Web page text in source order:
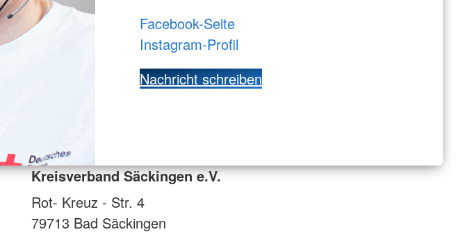
Facebook-Seite
Instagram-Profil
Nachricht schreiben
Kreisverband Säckingen e.V.
Rot- Kreuz - Str. 4
79713 Bad Säckingen